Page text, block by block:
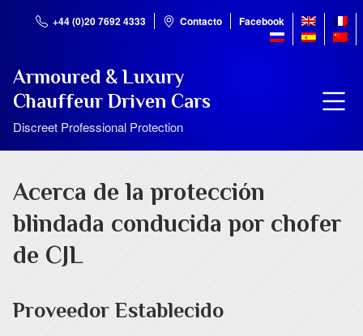
+44 (0)20 7692 4333 Contacto Facebook
Armoured & Luxury
Chauffeur Driven Cars
Discreet Professional Protection
Acerca de la protección
blindada conducida por chofer
de CJL
Proveedor Establecido